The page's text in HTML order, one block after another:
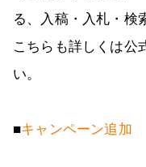
る、入稿・入札・検
こちらも詳しくは公
い。
■キャンペーン追加